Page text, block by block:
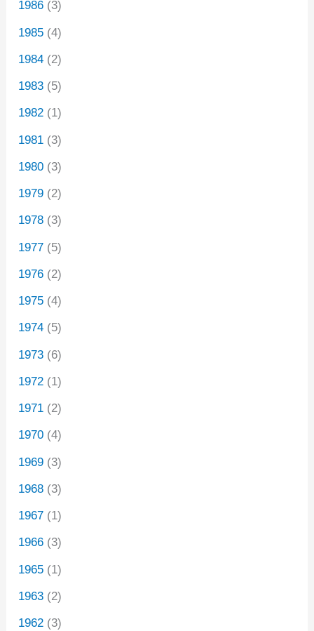
1986 (3)
1985 (4)
1984 (2)
1983 (5)
1982 (1)
1981 (3)
1980 (3)
1979 (2)
1978 (3)
1977 (5)
1976 (2)
1975 (4)
1974 (5)
1973 (6)
1972 (1)
1971 (2)
1970 (4)
1969 (3)
1968 (3)
1967 (1)
1966 (3)
1965 (1)
1963 (2)
1962 (3)